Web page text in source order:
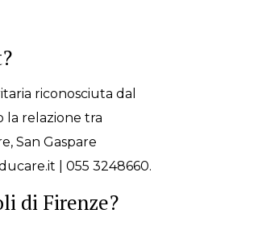
riconosciuta dal
la relazione tra
San Gaspare
| 055 3248660.
di Firenze?